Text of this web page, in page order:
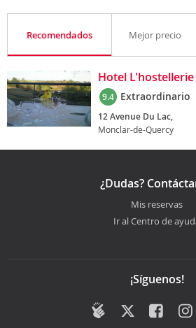
Recomendados Mejor precio
Hotel L'hostellerie
9.4 Extraordinario
12 Avenue Du Lac,
Monclar-de-Quercy
¿Dudas?
Mis reservas
Ir al Centro de
¡Síguenos!